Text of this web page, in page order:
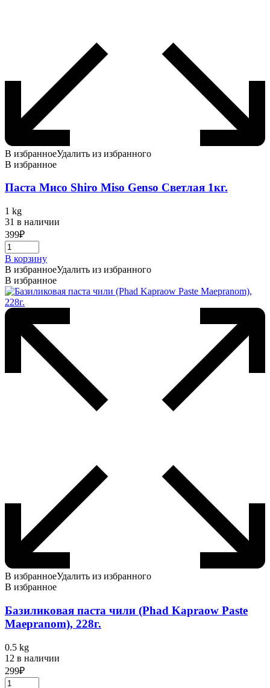
В избранноеУдалить из избранного
В избранное
Паста Мисо Shiro Miso Genso Светлая 1кг.
1 kg
31 в наличии
399₽
В корзину
В избранноеУдалить из избранного
В избранное
В избранноеУдалить из избранного
В избранное
Базиликовая паста чили (Phad Kapraow Paste
Maepranom), 228г.
0.5 kg
12 в наличии
299₽